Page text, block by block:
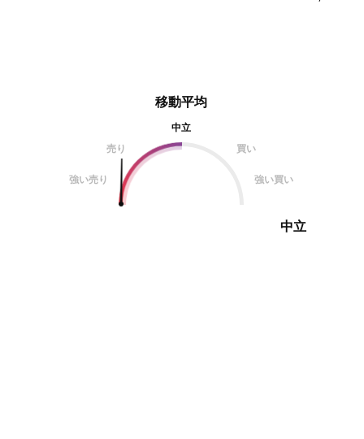
移動平均
中立
売り
買い
強い売り 強い買い
中立